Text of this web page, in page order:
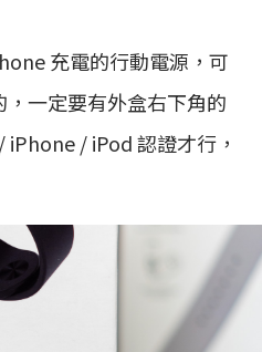
充電的行動電源，可
一定要有外盒右下角的
/ iPod 認證才行，